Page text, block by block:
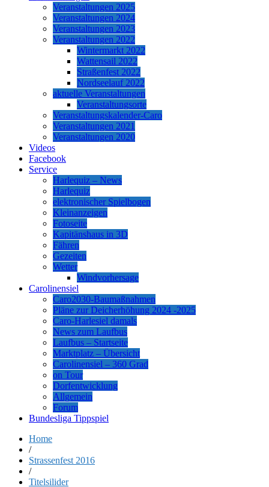
Veranstaltungen 2025
Veranstaltungen 2024
Veranstaltungen 2023
Veranstaltungen 2022
Wintermarkt 2022
Wattensail 2022
Straßenfest 2022
Nordseelauf 2022
aktuelle Veranstaltungen
Veranstaltungsorte
Veranstaltungskalender-Caro
Veranstaltungen 2021
Veranstaltungen 2020
Videos
Facebook
Service
Harlequiz – News
Harlequiz
elektronischer Spielbogen
Kleinanzeigen
Fotoseite
Kapitänshaus in 3D
Fähren
Gezeiten
Wetter
Windvorhersage
Carolinensiel
Caro2030-Baumaßnahmen
Pläne zur Deicherhöhung 2024 -2025
Caro-Harlesiel damals
News zum Laufbus
Laufbus – Startseite
Marktplatz – Übersicht
Carolinensiel – 360 Grad
on Tour
Dorfentwicklung
Allgemein
Forum
Bundesliga Tippspiel
Home
/
Strassenfest 2016
/
Titelsilider